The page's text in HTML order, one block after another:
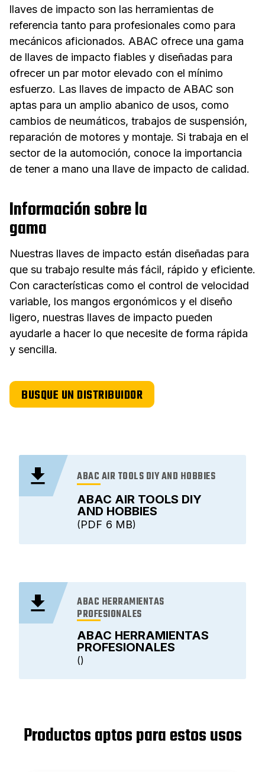
llaves de impacto son las herramientas de
referencia tanto para profesionales como para
mecánicos aficionados. ABAC ofrece una gama
de llaves de impacto fiables y diseñadas para
ofrecer un par motor elevado con el mínimo
esfuerzo. Las llaves de impacto de ABAC son
aptas para un amplio abanico de usos, como
cambios de neumáticos, trabajos de suspensión,
reparación de motores y montaje. Si trabaja en el
sector de la automoción, conoce la importancia
de tener a mano una llave de impacto de calidad.
Información sobre la
gama
Nuestras llaves de impacto están diseñadas para
que su trabajo resulte más fácil, rápido y eficiente.
Con características como el control de velocidad
variable, los mangos ergonómicos y el diseño
ligero, nuestras llaves de impacto pueden
ayudarle a hacer lo que necesite de forma rápida
y sencilla.
BUSQUE UN DISTRIBUIDOR
ABAC AIR TOOLS DIY
AND HOBBIES
ABAC AIR TOOLS DIY AND HOBBIES
6 MB
PDF
ABAC HERRAMIENTAS
PROFESIONALES
ABAC HERRAMIENTAS
PROFESIONALES
Productos aptos para estos usos